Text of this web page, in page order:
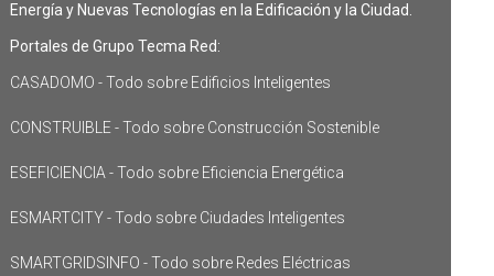
Energía y Nuevas Tecnologías en la Edificación y la Ciudad.
Portales de Grupo Tecma Red:
CASADOMO - Todo sobre Edificios Inteligentes
CONSTRUIBLE - Todo sobre Construcción Sostenible
ESEFICIENCIA - Todo sobre Eficiencia Energética
ESMARTCITY - Todo sobre Ciudades Inteligentes
SMARTGRIDSINFO - Todo sobre Redes Eléctricas